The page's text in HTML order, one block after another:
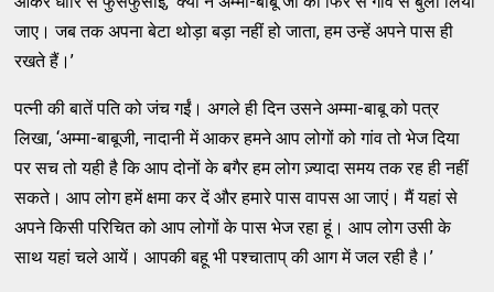
जाए। जब तक अपना बेटा थोड़ा बड़ा नहीं हो जाता, हम उन्हें अपने पास ही
रखते हैं।’
पत्नी की बातें पति को जंच गईं। अगले ही दिन उसने अम्मा-बाबू को पत्र
लिखा, ‘अम्मा-बाबूजी, नादानी में आकर हमने आप लोगों को गांव तो भेज दिया
पर सच तो यही है कि आप दोनों के बगैर हम लोग ज़्यादा समय तक रह ही नहीं
सकते। आप लोग हमें क्षमा कर दें और हमारे पास वापस आ जाएं। मैं यहां से
अपने किसी परिचित को आप लोगों के पास भेज रहा हूं। आप लोग उसी के
साथ यहां चले आयें। आपकी बहू भी पश्चाताप् की आग में जल रही है।’